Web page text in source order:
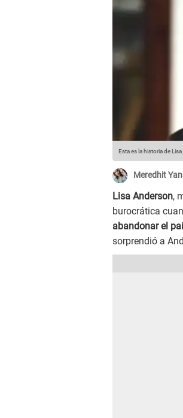
Esta es la historia de
Meredhit
Lisa Anderson,
burocrática
abandonar el
sorprendió a